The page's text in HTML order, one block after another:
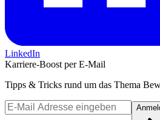
LinkedIn
Karriere-Boost per E-Mail
Tipps & Tricks rund um das Thema